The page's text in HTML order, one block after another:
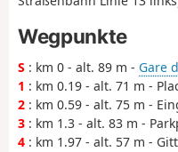
Wegpunkte
S : km 0 - alt. 89 m - Gare
1 : km 0.19 - alt. 71 m -
2 : km 0.59 - alt. 75 m -
3 : km 1.3 - alt. 83 m -
4 : km 1.97 - alt. 57 m -